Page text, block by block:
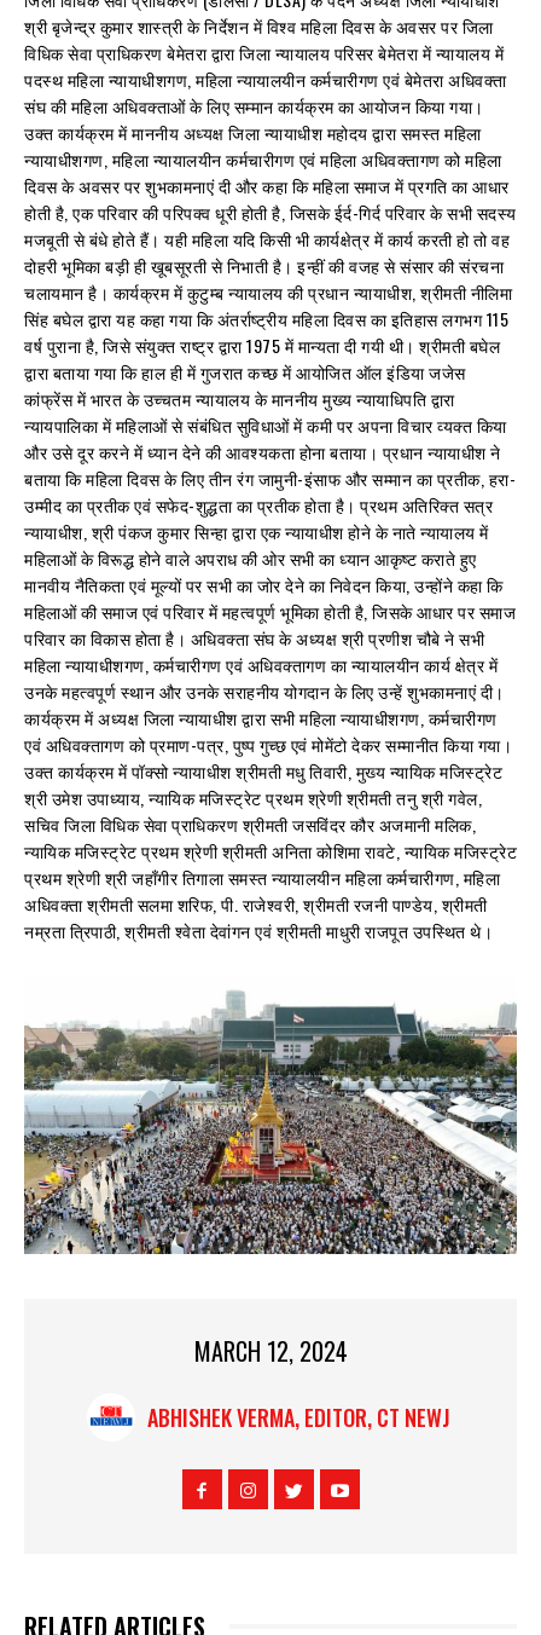
श्री बृजेन्द्र कुमार शास्त्री के निर्देशन में विश्व महिला दिवस के अवसर पर जिला
विधिक सेवा प्राधिकरण बेमेतरा द्वारा जिला न्यायालय परिसर बेमेतरा में न्यायालय में
पदस्थ महिला न्यायाधीशगण, महिला न्यायालयीन कर्मचारीगण एवं बेमेतरा अधिवक्ता
संघ की महिला अधिवक्ताओं के लिए सम्मान कार्यक्रम का आयोजन किया गया।
उक्त कार्यक्रम में माननीय अध्यक्ष जिला न्यायाधीश महोदय द्वारा समस्त महिला
न्यायाधीशगण, महिला न्यायालयीन कर्मचारीगण एवं महिला अधिवक्तागण को महिला
दिवस के अवसर पर शुभकामनाएं दी और कहा कि महिला समाज में प्रगति का आधार
होती है, एक परिवार की परिपक्व धूरी होती है, जिसके ईर्द-गिर्द परिवार के सभी सदस्य
मजबूती से बंधे होते हैं। यही महिला यदि किसी भी कार्यक्षेत्र में कार्य करती हो तो वह
दोहरी भूमिका बड़ी ही खूबसूरती से निभाती है। इन्हीं की वजह से संसार की संरचना
चलायमान है। कार्यक्रम में कुटुम्ब न्यायालय की प्रधान न्यायाधीश, श्रीमती नीलिमा
सिंह बघेल द्वारा यह कहा गया कि अंतर्राष्ट्रीय महिला दिवस का इतिहास लगभग 115
वर्ष पुराना है, जिसे संयुक्त राष्ट्र द्वारा 1975 में मान्यता दी गयी थी। श्रीमती बघेल
द्वारा बताया गया कि हाल ही में गुजरात कच्छ में आयोजित ऑल इंडिया जजेस
कांफ्रेंस में भारत के उच्चतम न्यायालय के माननीय मुख्य न्यायाधिपति द्वारा
न्यायपालिका में महिलाओं से संबंधित सुविधाओं में कमी पर अपना विचार व्यक्त किया
और उसे दूर करने में ध्यान देने की आवश्यकता होना बताया। प्रधान न्यायाधीश ने
बताया कि महिला दिवस के लिए तीन रंग जामुनी-इंसाफ और सम्मान का प्रतीक, हरा-
उम्मीद का प्रतीक एवं सफेद-शुद्धता का प्रतीक होता है। प्रथम अतिरिक्त सत्र
न्यायाधीश, श्री पंकज कुमार सिन्हा द्वारा एक न्यायाधीश होने के नाते न्यायालय में
महिलाओं के विरूद्ध होने वाले अपराध की ओर सभी का ध्यान आकृष्ट कराते हुए
मानवीय नैतिकता एवं मूल्यों पर सभी का जोर देने का निवेदन किया, उन्होंने कहा कि
महिलाओं की समाज एवं परिवार में महत्वपूर्ण भूमिका होती है, जिसके आधार पर समाज
परिवार का विकास होता है। अधिवक्ता संघ के अध्यक्ष श्री प्रणीश चौबे ने सभी
महिला न्यायाधीशगण, कर्मचारीगण एवं अधिवक्तागण का न्यायालयीन कार्य क्षेत्र में
उनके महत्वपूर्ण स्थान और उनके सराहनीय योगदान के लिए उन्हें शुभकामनाएं दी।
कार्यक्रम में अध्यक्ष जिला न्यायाधीश द्वारा सभी महिला न्यायाधीशगण, कर्मचारीगण
एवं अधिवक्तागण को प्रमाण-पत्र, पुष्प गुच्छ एवं मोमेंटो देकर सम्मानीत किया गया।
उक्त कार्यक्रम में पॉक्सो न्यायाधीश श्रीमती मधु तिवारी, मुख्य न्यायिक मजिस्ट्रेट
श्री उमेश उपाध्याय, न्यायिक मजिस्ट्रेट प्रथम श्रेणी श्रीमती तनु श्री गवेल,
सचिव जिला विधिक सेवा प्राधिकरण श्रीमती जसविंदर कौर अजमानी मलिक,
न्यायिक मजिस्ट्रेट प्रथम श्रेणी श्रीमती अनिता कोशिमा रावटे, न्यायिक मजिस्ट्रेट
प्रथम श्रेणी श्री जहाँगीर तिगाला समस्त न्यायालयीन महिला कर्मचारीगण, महिला
अधिवक्ता श्रीमती सलमा शरिफ, पी. राजेश्वरी, श्रीमती रजनी पाण्डेय, श्रीमती
नम्रता त्रिपाठी, श्रीमती श्वेता देवांगन एवं श्रीमती माधुरी राजपूत उपस्थित थे।
MARCH 12, 2024
ABHISHEK VERMA, EDITOR, CT NEWJ
RELATED ARTICLES